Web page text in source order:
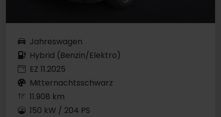
Jahreswagen
Hybrid (Benzin/Elektro)
EZ 11.2025
Mitternachtsschwarz
11.908 km
150 kW / 204 PS